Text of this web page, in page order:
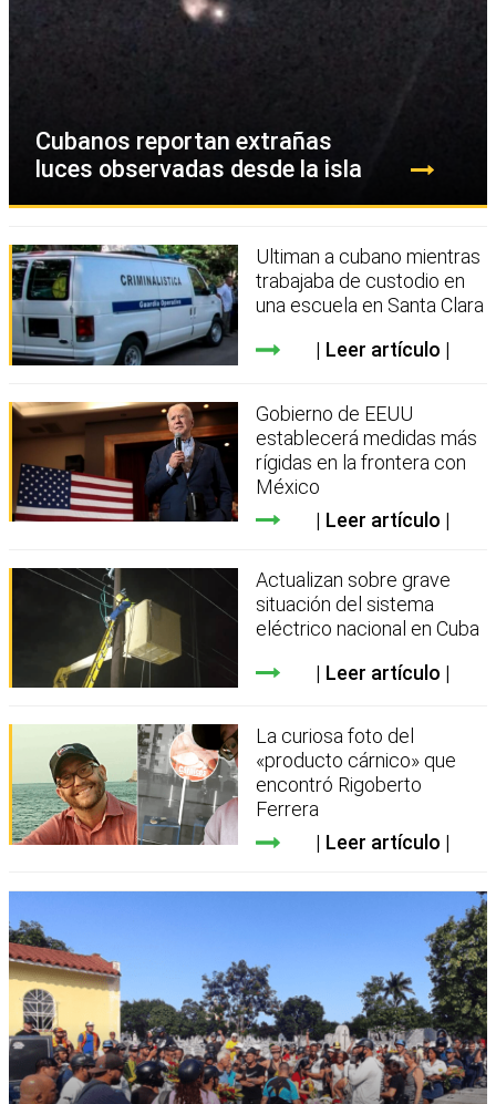
Cubanos reportan extrañas
luces observadas desde la isla
Ultiman a cubano mientras
trabajaba de custodio en
una escuela en Santa Clara
Leer artículo
Gobierno de EEUU
establecerá medidas más
rígidas en la frontera con
México
Leer artículo
Actualizan sobre grave
situación del sistema
eléctrico nacional en Cuba
Leer artículo
La curiosa foto del
«producto cárnico» que
encontró Rigoberto
Ferrera
Leer artículo